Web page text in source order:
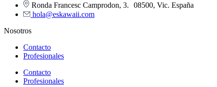
Ronda Francesc Camprodon, 3. 08500, Vic. España
hola@eskawaii.com
Nosotros
Contacto
Profesionales
Contacto
Profesionales